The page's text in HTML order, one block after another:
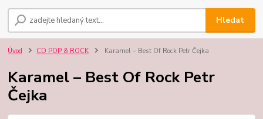
Hledat
Úvod CD POP & ROCK Karamel – Best Of Rock Petr Čejka
Karamel – Best Of Rock Petr
Čejka